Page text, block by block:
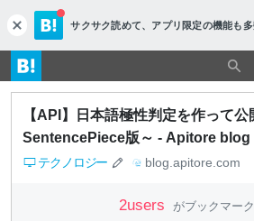
c
l
o
s
e
サクサク読めて、 アプリ限定の機能も多
【API】日本語極性判定を作って公
SentencePiece版～ - Apitore blog
テクノロジー blog.apitore.com
2users がブックマーク